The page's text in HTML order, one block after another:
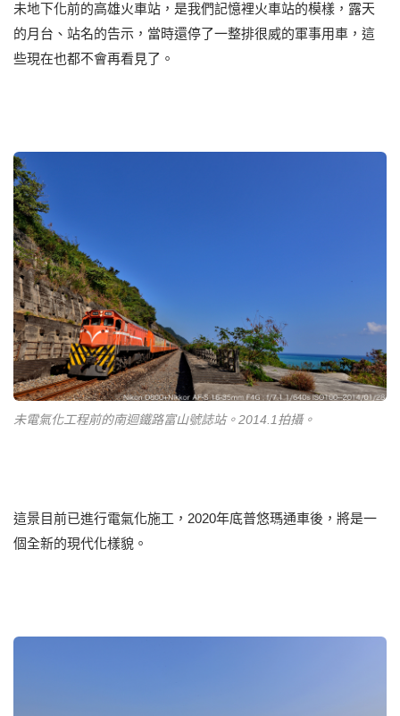
未地下化前的高雄火車站，是我們記憶裡火車站的模樣，露天
的月台、站名的告示，當時還停了一整排很威的軍事用車，這
些現在也都不會再看見了。
未電氣化工程前的南迴鐵路富山號誌站。2014.1拍攝。
這景目前已進行電氣化施工，2020年底普悠瑪通車後，將是一
個全新的現代化樣貌。